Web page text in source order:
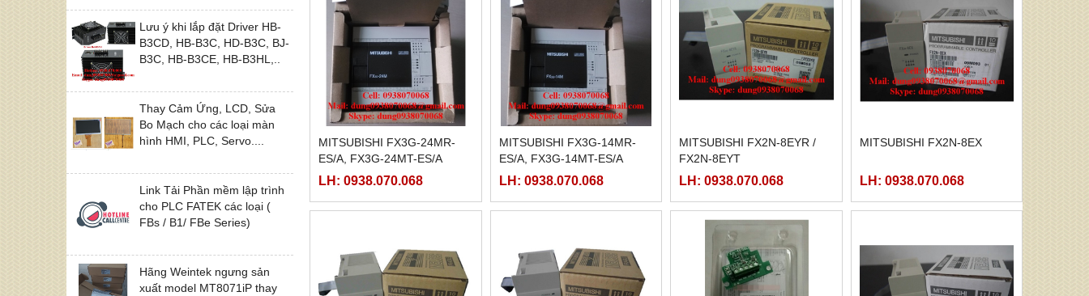
Lưu ý khi lắp đặt Driver HB-
B3CD, HB-B3C, HD-B3C, BJ-
B3C, HB-B3CE, HB-B3HL,..
Thay Cảm Ứng, LCD, Sửa
Bo Mạch cho các loại màn
hình HMI, PLC, Servo....
Link Tải Phần mềm lập trình
cho PLC FATEK các loại (
FBs / B1/ FBe Series)
Hãng Weintek ngưng sản
xuất model MT8071iP thay
MITSUBISHI FX3G-24MR-
ES/A, FX3G-24MT-ES/A
LH: 0938.070.068
MITSUBISHI FX3G-14MR-
ES/A, FX3G-14MT-ES/A
LH: 0938.070.068
MITSUBISHI FX2N-8EYR /
FX2N-8EYT
LH: 0938.070.068
MITSUBISHI FX2N-8EX
LH: 0938.070.068